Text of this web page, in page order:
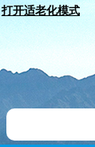
打开适老化模式